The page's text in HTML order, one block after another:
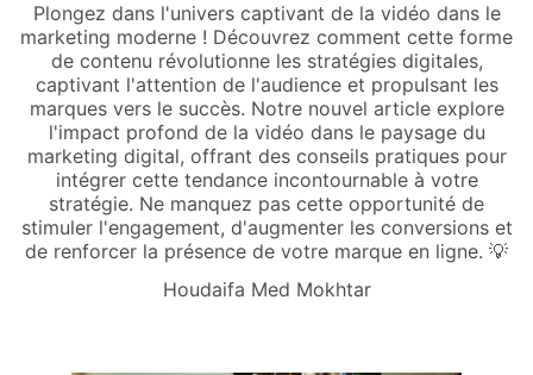
Plongez dans l'univers captivant de la vidéo dans le
marketing moderne ! Découvrez comment cette forme
de contenu révolutionne les stratégies digitales,
captivant l'attention de l'audience et propulsant les
marques vers le succès. Notre nouvel article explore
l'impact profond de la vidéo dans le paysage du
marketing digital, offrant des conseils pratiques pour
intégrer cette tendance incontournable à votre
stratégie. Ne manquez pas cette opportunité de
stimuler l'engagement, d'augmenter les conversions et
de renforcer la présence de votre marque en ligne. 💡
Houdaifa Med Mokhtar